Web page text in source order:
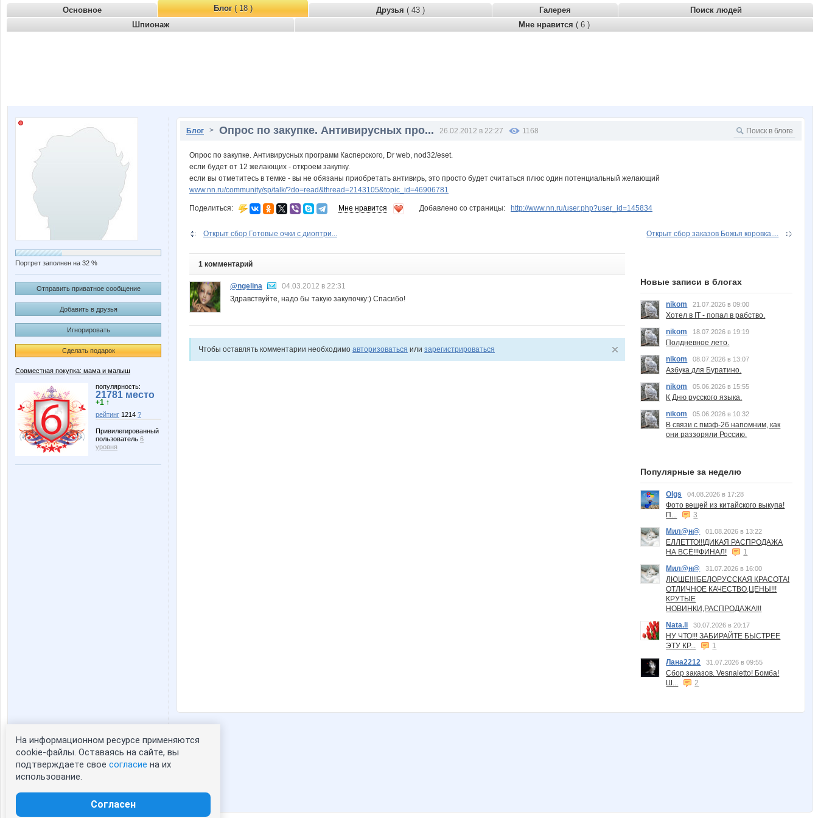
Основное Блог( 18 ) Друзья ( 43 ) Галерея
Поиск людей
Шпионаж
Мне нравится ( 6 )
Портрет заполнен на 32 %
Отправить приватное сообщение
Добавить в друзья
Игнорировать
Сделать подарок
Совместная покупка: мама и малыш
популярность:
21781 место
+1 ↑
рейтинг 1214 ?
Привилегированный
пользователь 6
уровня
Статистика портрета:
сейчас просматривают портрет - 0
зарегистрированные пользователи
Блог > Опрос по закупке. Антивирусных про... 26.02.2012 в 22:27 1168
Опрос по закупке. Антивирусных программ Касперского, Dr web, nod32/eset.
если будет от 12 желающих - откроем закупку.
если вы отметитесь в темке - вы не обязаны приобретать антивирь, это просто будет считаться плюс один потенциальный желающий
www.nn.ru/community/sp/talk/?do=read&thread=2143105&topic_id=46906781
Поделиться: Мне нравится Добавлено со страницы: http://www.nn.ru/user.php?user_id=145834
Открыт сбор Готовые очки с диоптри... Открыт сбор заказов Божья коровка....
1 комментарий
@ngelina
04.03.2012 в 22:31
Здравствуйте, надо бы такую закупочку:) Спасибо!
Чтобы оставлять комментарии необходимо авторизоваться или зарегистрироваться
Новые записи в блогах
nikom 21.07.2026 в 09:00
Хотел в IT - попал в рабство.
nikom
18.07.2026 в 19:19
Полдневное лето.
nikom
08.07.2026 в 13:07
Азбука для Буратино.
nikom
05.06.2026 в 15:55
К Дню русского языка.
nikom
05.06.2026 в 10:32
В связи с пмэф-26 напомним, как
они раззоряли Россию.
Популярные за неделю
Olgs 04.08.2026 в 17:28
Фото вещей из китайского выкупа!
П...
3
Мил@н@
01.08.2026 в 13:22
ЕЛЛЕТТО!!!ДИКАЯ РАСПРОДАЖА
НА ВСЁ!!!ФИНАЛ!
1
Мил@н@
31.07.2026 в 16:00
ЛЮШЕ!!!!БЕЛОРУССКАЯ КРАСОТА!
ОТЛИЧНОЕ КАЧЕСТВО,ЦЕНЫ!!!
КРУТЫЕ
НОВИНКИ,РАСПРОДАЖА!!!
Nata.li
30.07.2026 в 20:17
НУ ЧТО!!! ЗАБИРАЙТЕ БЫСТРЕЕ
ЭТУ КР...
1
Лана2212
31.07.2026 в 09:55
Сбор заказов. Vesnaletto! Бомба!
Ш...
2
На информационном ресурсе применяются
cookie-файлы. Оставаясь на сайте, вы
подтверждаете свое согласие на их
использование.
Согласен